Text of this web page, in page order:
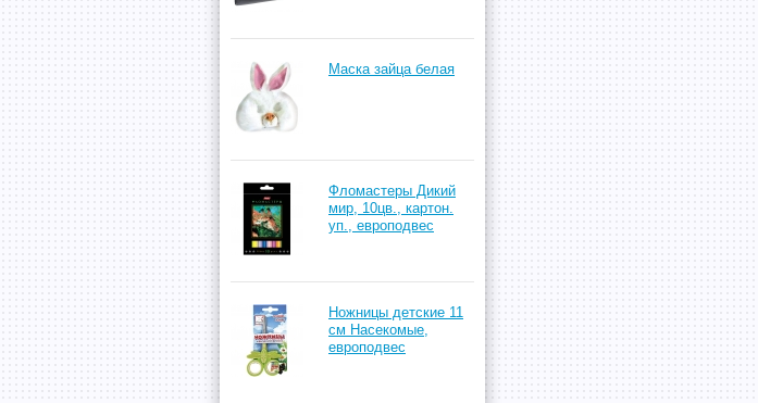
Маска зайца белая
Фломастеры Дикий
мир, 10цв., картон.
уп., европодвес
Ножницы детские 11
см Насекомые,
европодвес